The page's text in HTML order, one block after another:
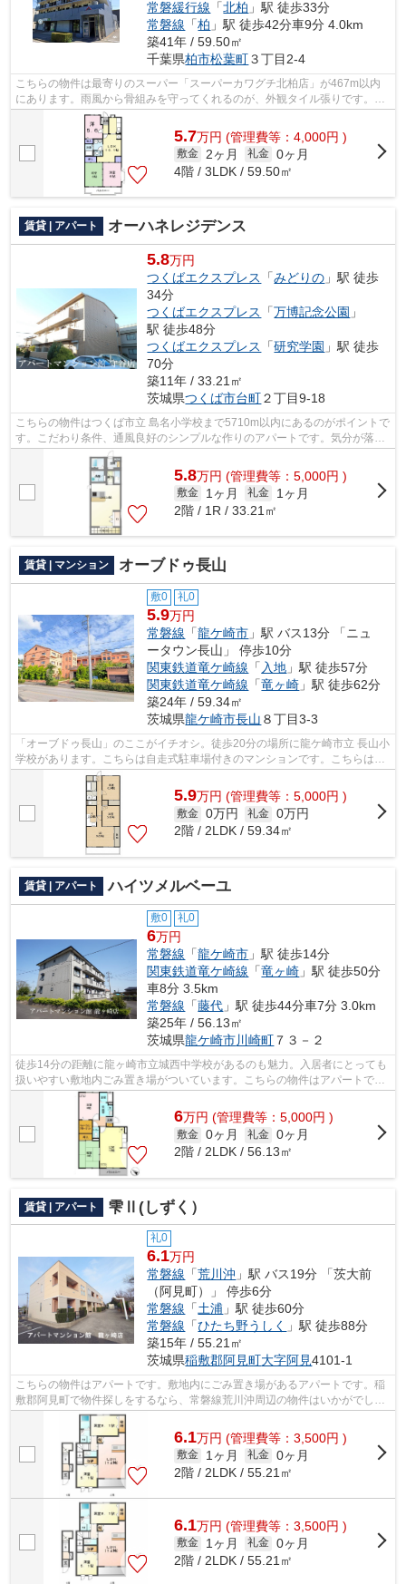
常磐緩行線 「北柏 」駅 徒歩33分
常磐線 「柏 」駅 徒歩42分車9分 4.0km
築41年 / 59.50㎡
千葉県柏市松葉町３丁目2-4
こちらの物件は最寄りのスーパー「スーパーカワグチ北柏店」が467m以内
にあります。雨風から骨組みを守ってくれるのが、外観タイル張りです。2
駅利用可能でとても利便性の高い物件です...
5.7万円 (管理費等：4,000円 )
敷金 2ヶ月 礼金 0ヶ月
4階 / 3LDK / 59.50㎡
賃貸 | アパート オーハネレジデンス
5.8万円
つくばエクスプレス
「みどりの 」駅 徒歩
34分
つくばエクスプレス
「万博記念公園 」
駅 徒歩48分
つくばエクスプレス
「研究学園 」駅 徒歩
70分
築11年 / 33.21㎡
茨城県つくば市台町２丁目9-18
こちらの物件はつくば市立 島名小学校まで5710m以内にあるのがポイントで
す。こだわり条件、通風良好のシンプルな作りのアパートです。気分が落ち
た時には換気でリフレッシュしましょ...
5.8万円 (管理費等：5,000円 )
敷金 1ヶ月 礼金
1ヶ月
2階 / 1R / 33.21㎡
賃貸 | マンション オーブドゥ長山
敷0 礼0
5.9万円
常磐線 「龍ケ崎市 」駅 バス13分 「ニュ
ータウン長山」 停歩10分
関東鉄道竜ケ崎線 「 入地 」駅 徒歩57分
関東鉄道竜ケ崎線 「竜ヶ崎 」駅 徒歩62分
築24年 / 59.34㎡
茨城県龍ケ崎市長山 ８丁目3-3
「オーブドゥ長山」のここがイチオシ。徒歩20分の場所に龍ケ崎市立 長山小
学校があります。こちらは自走式駐車場付きのマンションです。こちらはマ
ンションタイプになります。こだわり...
5.9万円 (管理費等：5,000円 )
敷金 0万円 礼金 0万円
2階 / 2LDK / 59.34㎡
賃貸 | アパート ハイツメルベーユ
敷0 礼0
6万円
常磐線 「龍ケ崎市 」駅 徒歩14分
関東鉄道竜ケ崎線 「竜ヶ崎 」駅 徒歩50分
車8分 3.5km
常磐線 「藤代 」駅 徒歩44分車7分 3.0km
築25年 / 56.13㎡
茨城県龍ケ崎市川崎町 ７３－２
徒歩14分の距離に龍ヶ崎市立城西中学校があるのも魅力。入居者にとっても
扱いやすい敷地内ごみ置き場がついています。こちらの物件はアパートで
す。ニーズの高い家賃のカード決済が可...
6万円 (管理費等：5,000円 )
敷金 0ヶ月 礼金 0ヶ月
2階 / 2LDK / 56.13㎡
賃貸 | アパート 雫Ⅱ(しずく）
礼0
6.1万円
常磐線 「荒川沖 」駅 バス19分 「茨大前
（阿見町）」 停歩6分
常磐線 「土浦 」駅 徒歩60分
常磐線 「ひたち野うしく
」駅 徒歩88分
築15年 / 55.21㎡
茨城県稲敷郡阿見町大字阿見4101-1
こちらの物件はアパートです。敷地内にごみ置き場があるアパートです。稲
敷郡阿見町で物件探しをするなら、常磐線荒川沖周辺の物件はいかがでしょ
うか。ryuugasaki@apa-to.co.jpからい...
6.1万円 (管理費等：3,500円 )
敷金 1ヶ月 礼金 0ヶ月
2階 / 2LDK / 55.21㎡
6.1万円 (管理費等：3,500円 )
敷金 1ヶ月 礼金 0ヶ月
2階 / 2LDK / 55.21㎡